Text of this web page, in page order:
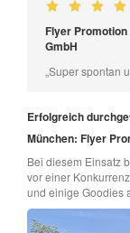
Flyer Promotion
GmbH
„Super spontan
Erfolgreich
München: Flyer
Bei diesem Einsatz
vor einer
und einige Goodies